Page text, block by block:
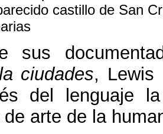
castillo de San
sus
ciudades, Lewis
del lenguaje
arte de la